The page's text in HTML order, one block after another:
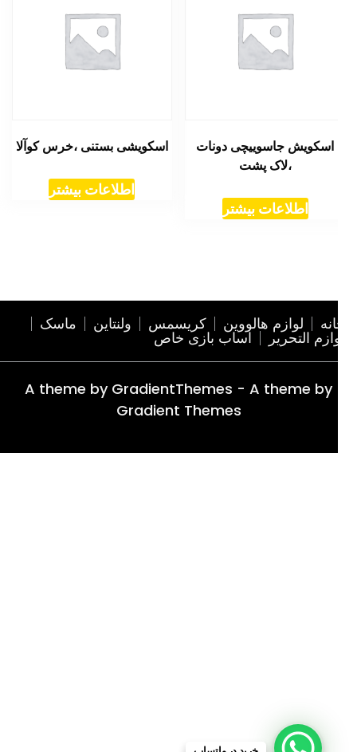
اسکویش جاسوییچی دونات
،لاک پشت
اطلاعات بیشتر
اسکویشی بستنی ،خرس کوآلا
اطلاعات بیشتر
لوازم هالووین کریسمس ولنتاین ماسک
التحریر اساب بازی خاص
A theme by GradientThemes - A theme by
Gradient Themes